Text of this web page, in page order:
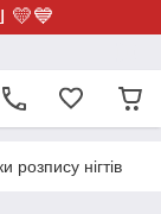
розпису нігтів